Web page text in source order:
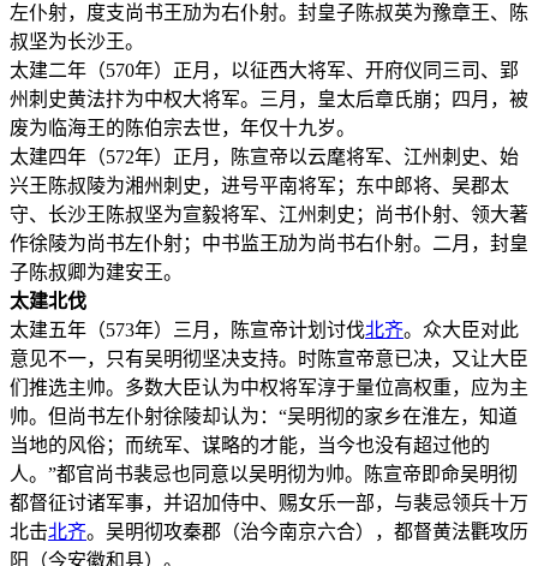
左仆射，度支尚书王劢为右仆射。封皇子陈叔英为豫章王、陈
叔坚为长沙王。
太建二年（570年）正月，以征西大将军、开府仪同三司、郢
州刺史黄法抃为中权大将军。三月，皇太后章氏崩；四月，被
废为临海王的陈伯宗去世，年仅十九岁。
太建四年（572年）正月，陈宣帝以云麾将军、江州刺史、始
兴王陈叔陵为湘州刺史，进号平南将军；东中郎将、吴郡太
守、长沙王陈叔坚为宣毅将军、江州刺史；尚书仆射、领大著
作徐陵为尚书左仆射；中书监王劢为尚书右仆射。二月，封皇
子陈叔卿为建安王。
太建北伐
太建五年（573年）三月，陈宣帝计划讨伐北齐。众大臣对此
意见不一，只有吴明彻坚决支持。时陈宣帝意已决，又让大臣
们推选主帅。多数大臣认为中权将军淳于量位高权重，应为主
帅。但尚书左仆射徐陵却认为：“吴明彻的家乡在淮左，知道
当地的风俗；而统军、谋略的才能，当今也没有超过他的
人。”都官尚书裴忌也同意以吴明彻为帅。陈宣帝即命吴明彻
都督征讨诸军事，并诏加侍中、赐女乐一部，与裴忌领兵十万
北击北齐。吴明彻攻秦郡（治今南京六合），都督黄法氍攻历
阳（今安徽和县）。